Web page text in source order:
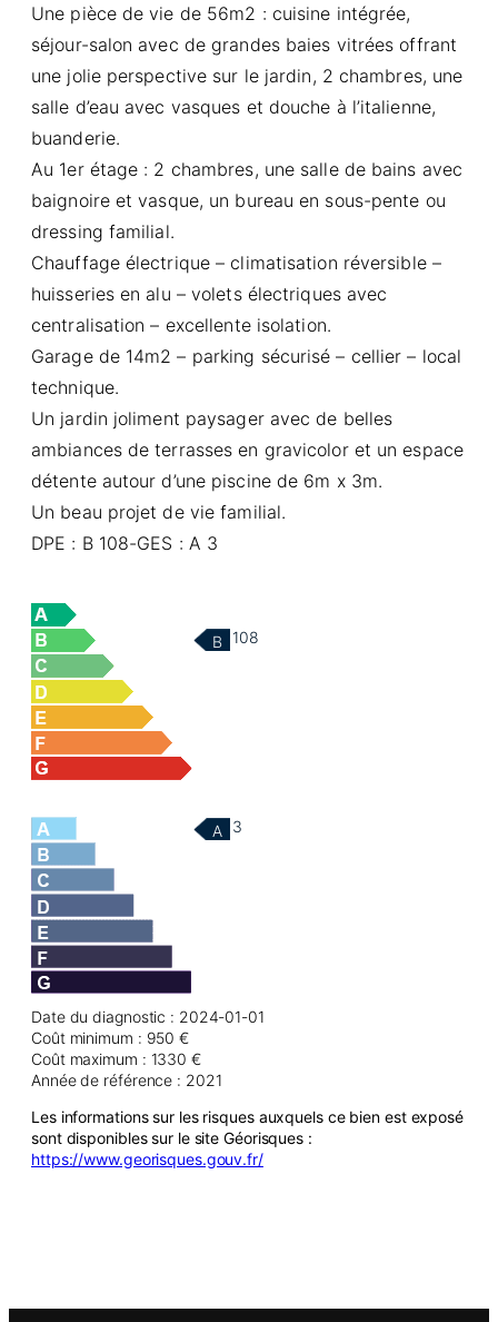
Une pièce de vie de 56m2 : cuisine intégrée,
séjour-salon avec de grandes baies vitrées offrant
une jolie perspective sur le jardin, 2 chambres, une
salle d’eau avec vasques et douche à l’italienne,
buanderie.
Au 1er étage : 2 chambres, une salle de bains avec
baignoire et vasque, un bureau en sous-pente ou
dressing familial.
Chauffage électrique – climatisation réversible –
huisseries en alu – volets électriques avec
centralisation – excellente isolation.
Garage de 14m2 – parking sécurisé – cellier – local
technique.
Un jardin joliment paysager avec de belles
ambiances de terrasses en gravicolor et un espace
détente autour d’une piscine de 6m x 3m.
Un beau projet de vie familial.
DPE : B 108-GES : A 3
B 108
A 3
Date du diagnostic : 2024-01-01
Coût minimum : 950 €
Coût maximum : 1330 €
Année de référence : 2021
Les informations sur les risques auxquels ce bien est exposé
sont disponibles sur le site Géorisques :
https://www.georisques.gouv.fr/